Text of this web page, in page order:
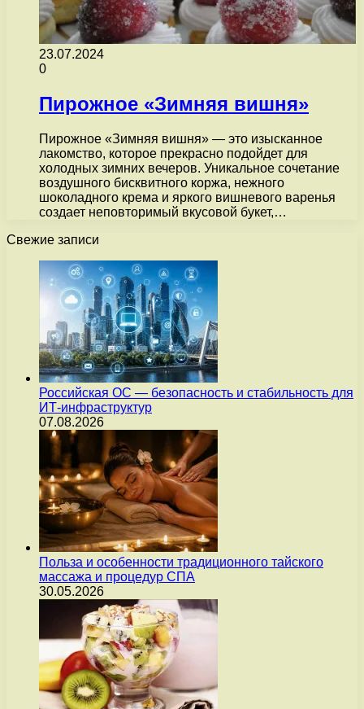
23.07.2024
0
Пирожное «Зимняя вишня»
Пирожное «Зимняя вишня» — это изысканное
лакомство, которое прекрасно подойдет для
холодных зимних вечеров. Уникальное сочетание
воздушного бисквитного коржа, нежного
шоколадного крема и яркого вишневого варенья
создает неповторимый вкусовой букет,…
Свежие записи
Российская ОС — безопасность и стабильность для
ИТ-инфраструктур
07.08.2026
Польза и особенности традиционного тайского
массажа и процедур СПА
30.05.2026